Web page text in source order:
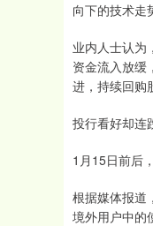
向下的技术走
业内人士认为
资金流入放缓
进，持续回购
投行看好却连
1月15日前后
根据媒体报道
境外用户中的